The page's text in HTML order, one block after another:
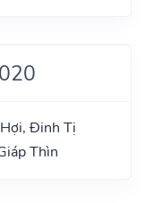
Đinh Tị
Thìn